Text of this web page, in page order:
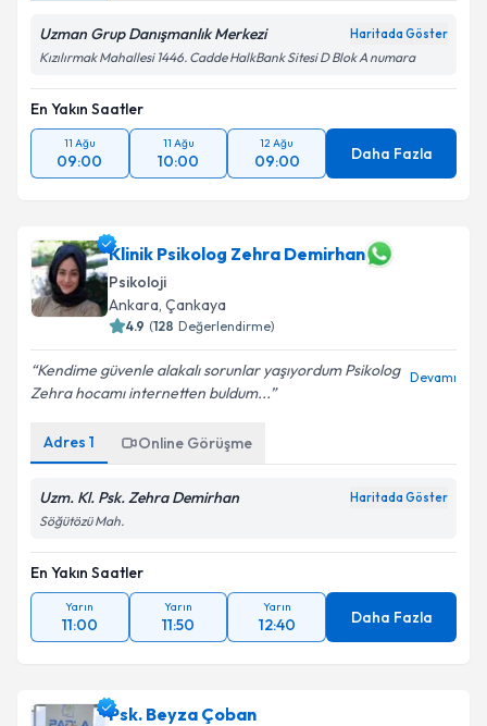
Uzman Grup Danışmanlık Merkezi Haritada Göster
Kızılırmak Mahallesi 1446. Cadde HalkBank Sitesi D Blok A numara
En Yakın Saatler
11 Ağu
09:00
11 Ağu
10:00
12 Ağu
09:00 Daha Fazla
Klinik Psikolog Zehra Demirhan
Psikoloji
Ankara, Çankaya
4.9 (128 Değerlendirme)
Kendime güvenle alakalı sorunlar yaşıyordum Psikolog
Zehra hocamı internetten buldum...
Devamı
Adres 1 Online Görüşme
Uzm. Kl. Psk. Zehra Demirhan Haritada Göster
Söğütözü Mah.
En Yakın Saatler
Yarın
11:00
Yarın
11:50
Yarın
12:40 Daha Fazla
Psk. Beyza Çoban